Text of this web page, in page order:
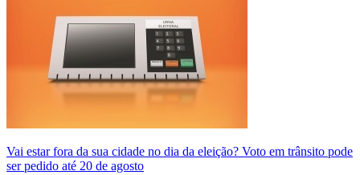
Vai estar fora da sua cidade no dia da eleição? Voto em trânsito pode
ser pedido até 20 de agosto